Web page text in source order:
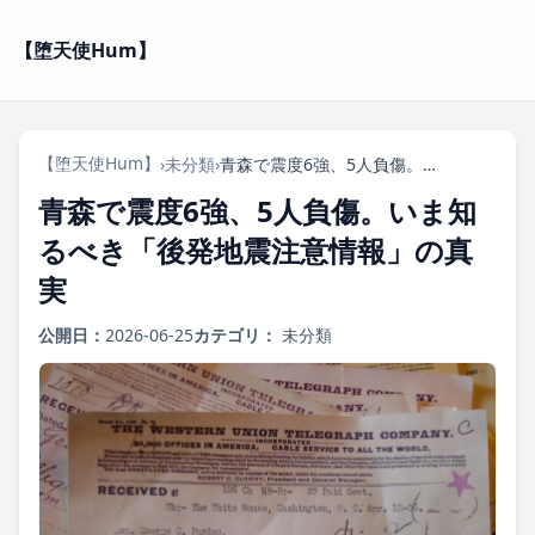
【堕天使Hum】
【堕天使Hum】 ›未分類› 青森で震度6強、5人負傷。いま知るべき「後発地震注意情報」の真実
青森で震度6強、5人負傷。いま知
るべき「後発地震注意情報」の真
実
公開日： 2026-06-25カテゴリ： 未分類